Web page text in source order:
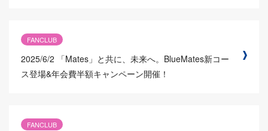
FANCLUB
2025/6/2
「Mates」と共に、未来へ。BlueMates新コー
ス登場&年会費半額キャンペーン開催！
FANCLUB